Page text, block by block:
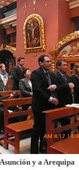
y a Arequipa